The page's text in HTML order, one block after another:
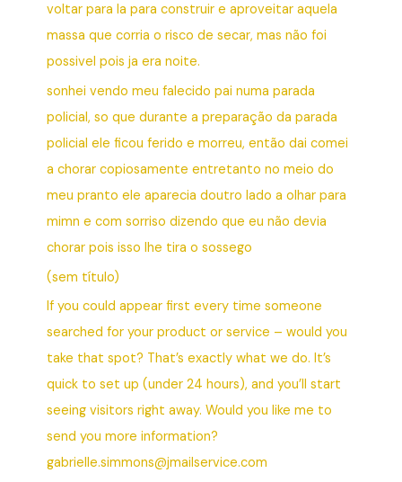
voltar para la para construir e aproveitar aquela
massa que corria o risco de secar, mas não foi
possivel pois ja era noite.
sonhei vendo meu falecido pai numa parada
policial, so que durante a preparação da parada
policial ele ficou ferido e morreu, então dai comei
a chorar copiosamente entretanto no meio do
meu pranto ele aparecia doutro lado a olhar para
mimn e com sorriso dizendo que eu não devia
chorar pois isso lhe tira o sossego
(sem título)
If you could appear first every time someone
searched for your product or service – would you
take that spot? That’s exactly what we do. It’s
quick to set up (under 24 hours), and you’ll start
seeing visitors right away. Would you like me to
send you more information?
gabrielle.simmons@jmailservice.com